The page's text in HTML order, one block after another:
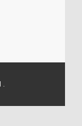
.